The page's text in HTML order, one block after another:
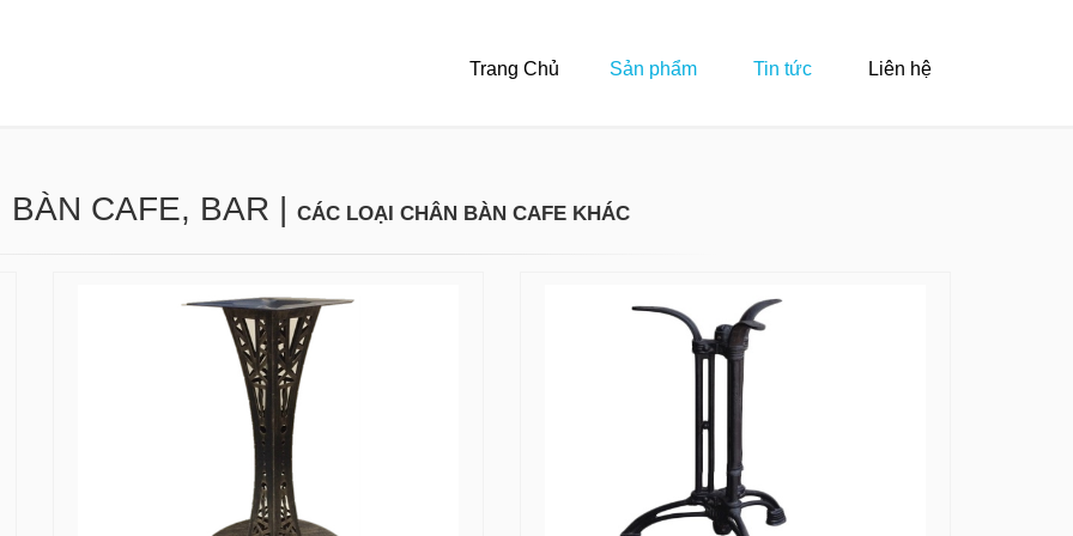
Trang Chủ Sản phẩm Tin tức Liên hệ
BÀN CAFE, BAR | CÁC LOẠI CHÂN BÀN CAFE KHÁC